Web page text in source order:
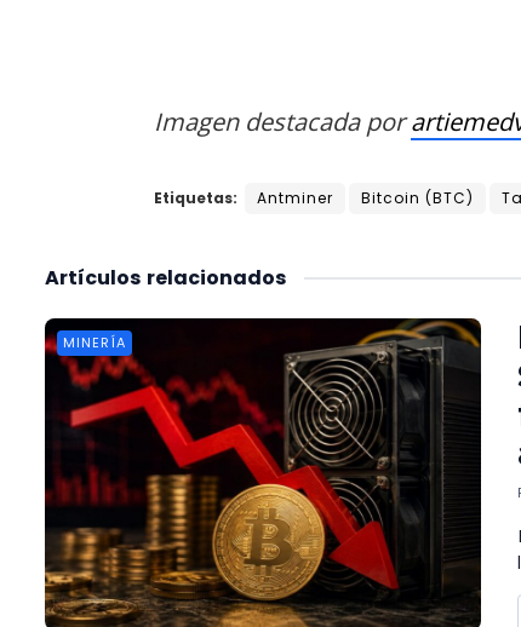
Imagen destacada por
Etiquetas: Antminer Bitcoin (BTC)
relacionados
Artículos
MINERÍA